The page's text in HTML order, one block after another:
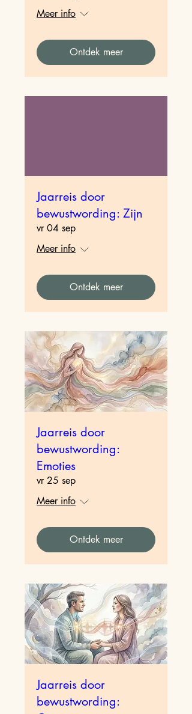
Meer info
Ontdek meer
Jaarreis door
bewustwording: Zijn
vr 04 sep
Meer info
Ontdek meer
Jaarreis door
bewustwording:
Emoties
vr 25 sep
Meer info
Ontdek meer
Jaarreis door
bewustwording: